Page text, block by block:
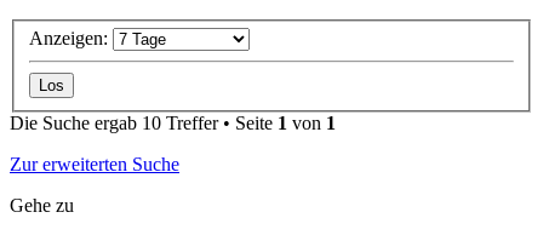
Anzeigen:
Die Suche ergab 10 Treffer • Seite 1 von 1
Zur erweiterten Suche
Gehe zu